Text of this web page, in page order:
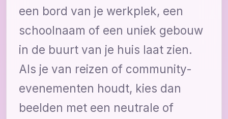
een bord van je werkplek, een
schoolnaam of een uniek gebouw
in de buurt van je huis laat zien.
Als je van reizen of community-
evenementen houdt, kies dan
beelden met een neutrale of